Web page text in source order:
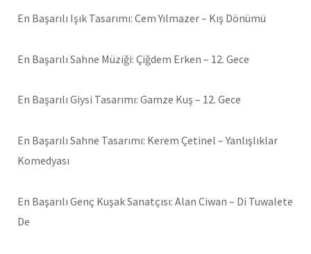
En Başarılı Işık Tasarımı: Cem Yılmazer – Kış Dönümü
En Başarılı Sahne Müziği: Çiğdem Erken – 12. Gece
En Başarılı Giysi Tasarımı: Gamze Kuş – 12. Gece
En Başarılı Sahne Tasarımı: Kerem Çetinel – Yanlışlıklar
Komedyası
En Başarılı Genç Kuşak Sanatçısı: Alan Ciwan – Di Tuwalete
De